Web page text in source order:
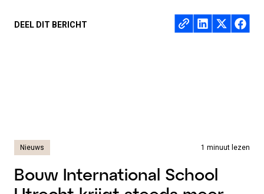
DEEL DIT BERICHT Deel
Nieuws 1 minuut lezen
Bouw International School